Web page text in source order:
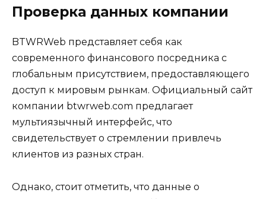
Проверка данных компании
BTWRWeb представляет себя как
современного финансового посредника с
глобальным присутствием, предоставляющего
доступ к мировым рынкам. Официальный сайт
компании btwrweb.com предлагает
мультиязычный интерфейс, что
свидетельствует о стремлении привлечь
клиентов из разных стран.
Однако, стоит отметить, что данные о